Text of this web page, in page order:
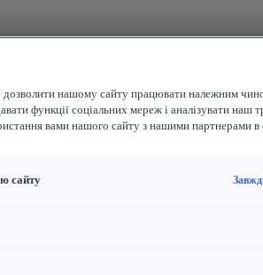
нашому сайту працювати належним
функції соціальних мереж і аналізувати наш
вами нашого сайту з нашими партнерами в
сайту